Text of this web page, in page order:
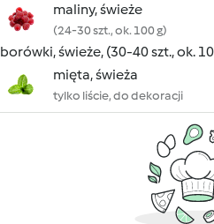
maliny, świeże
(24-30 szt., ok. 100 g)
borówki, świeże, (30-40 szt., ok.
mięta, świeża
tylko liście, do dekoracji